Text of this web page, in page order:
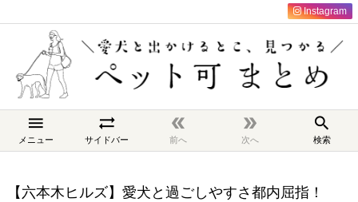

メニュー

サイドバー

前へ

次へ

検索
Instagram
【六本木ヒルズ】愛犬と過ごしやすさ都内屈指！